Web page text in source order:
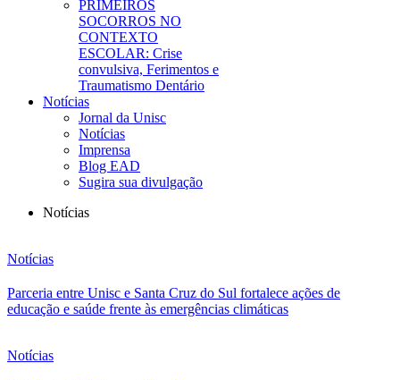
PRIMEIROS
SOCORROS NO
CONTEXTO
ESCOLAR: Crise
convulsiva, Ferimentos e
Traumatismo Dentário
Notícias
Jornal da Unisc
Notícias
Imprensa
Blog EAD
Sugira sua divulgação
Notícias
Notícias
Parceria entre Unisc e Santa Cruz do Sul fortalece ações de
educação e saúde frente às emergências climáticas
Notícias